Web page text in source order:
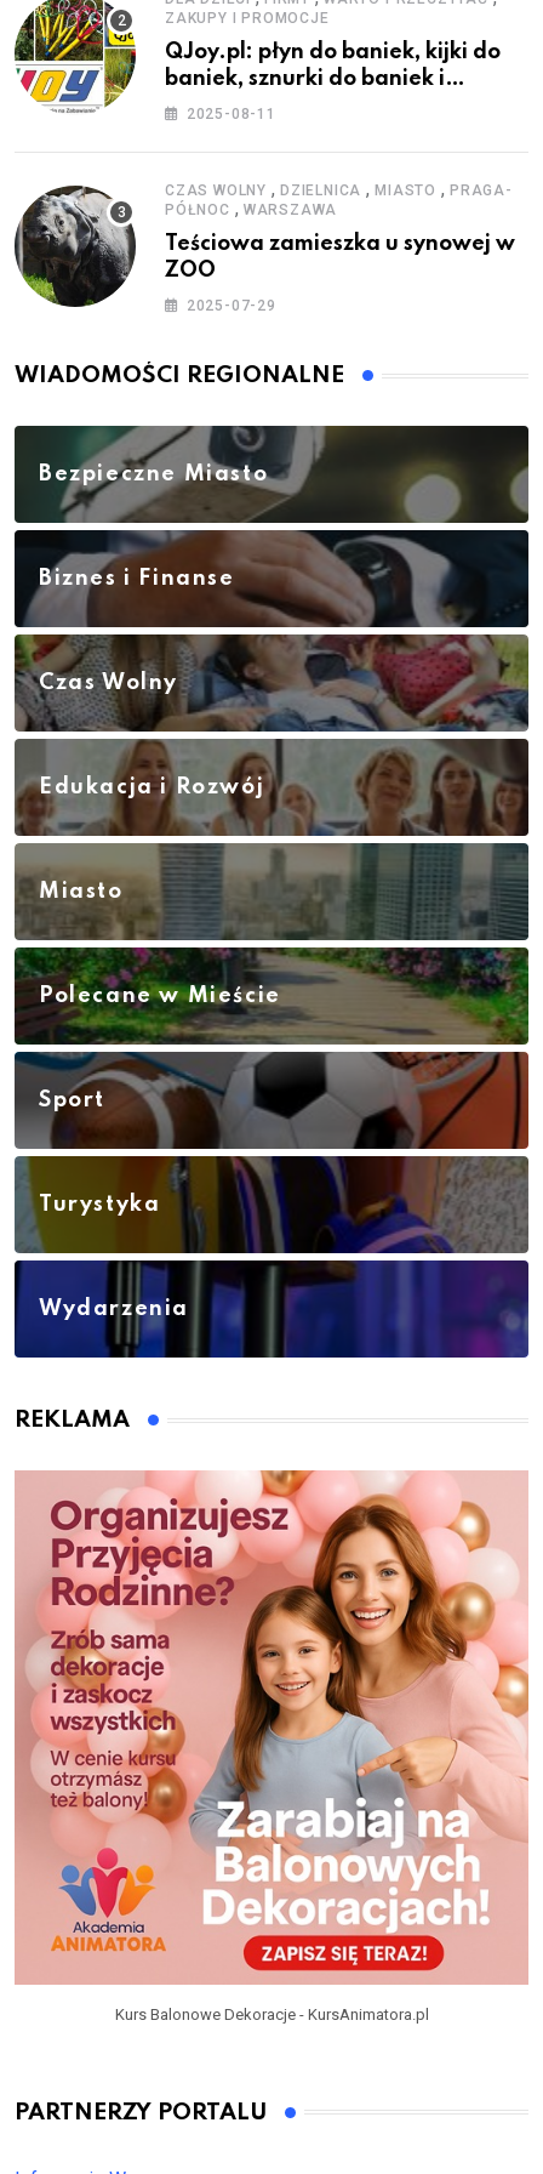
ZAKUPY I PROMOCJE
QJoy.pl: płyn do baniek, kijki do
baniek, sznurki do baniek i
zestawy do baniek
2025-08-11
CZAS WOLNY , DZIELNICA ,MIASTO ,PRAGA-
PÓŁNOC , WARSZAWA
Teściowa zamieszka u synowej w
ZOO
2025-07-29
WIADOMOŚCI REGIONALNE
Bezpieczne Miasto
Biznes i Finanse
Czas Wolny
Edukacja i Rozwój
Miasto
Polecane w Mieście
Sport
Turystyka
Wydarzenia
REKLAMA
Kurs Balonowe Dekoracje - KursAnimatora.pl
PARTNERZY PORTALU